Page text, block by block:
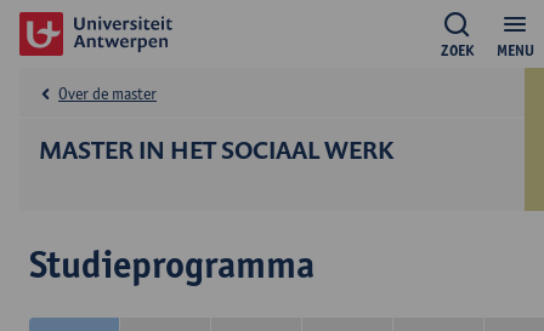
MENU
ZOEK
MASTER IN HET SOCIAAL WERK
Over de master
Studieprogramma